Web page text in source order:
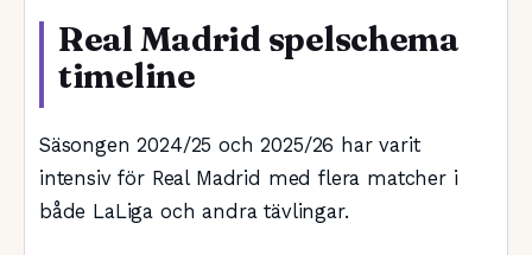
Real Madrid spelschema
timeline
Säsongen 2024/25 och 2025/26 har varit
intensiv för Real Madrid med flera matcher i
både LaLiga och andra tävlingar.